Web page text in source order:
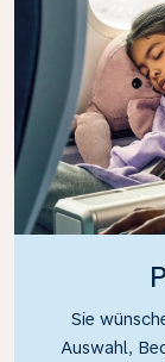
Sie
Auswahl,